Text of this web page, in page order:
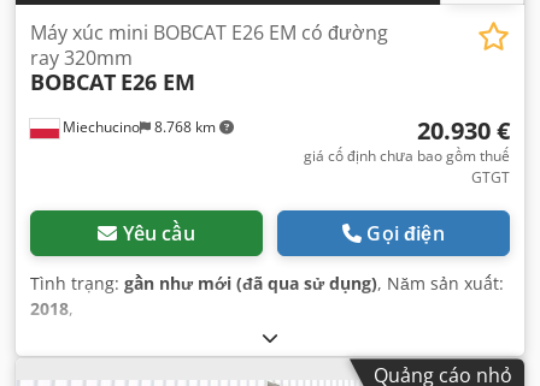
Miechucino 8.768 km
Máy xúc mini BOBCAT E26 EM có đường
ray 320mm
BOBCAT E26 EM
20.930 €
giá cố định chưa bao gồm thuế
GTGT
Yêu cầu Gọi điện
Tình trạng: gần như mới (đã qua sử dụng), Năm sản xuất:
2018,
Quảng cáo nhỏ